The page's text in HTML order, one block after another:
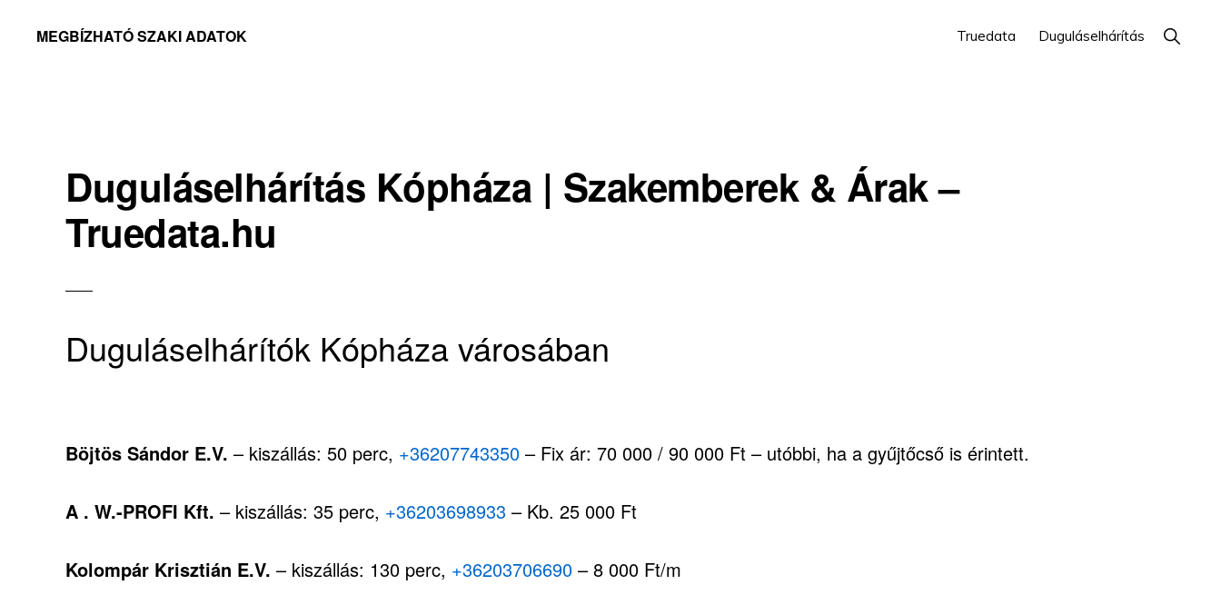
MEGBÍZHATÓ SZAKI ADATOK
Truedata Duguláselhárítás Show
Search
Duguláselhárítás Kópháza | Szakemberek & Árak –
Truedata.hu
Duguláselhárítók Kópháza városában
Böjtös Sándor E.V. – kiszállás: 50 perc, +36207743350 – Fix ár: 70 000 / 90 000 Ft – utóbbi, ha a gyűjtőcső is érintett.
A . W.-PROFI Kft. – kiszállás: 35 perc, +36203698933 – Kb. 25 000 Ft
Kolompár Krisztián E.V. – kiszállás: 130 perc, +36203706690 – 8 000 Ft/m